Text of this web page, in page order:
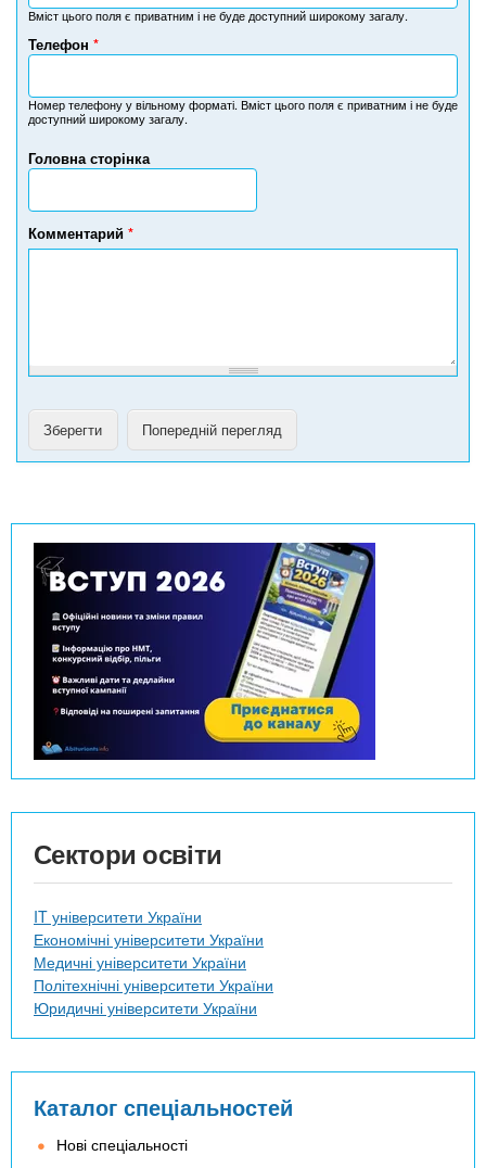
Вміст цього поля є приватним і не буде доступний широкому загалу.
Головна сторінка
Телефон *
Н
м
е
т
л
е
ф
Номер телефону у вільному форматі. Вміст цього поля є приватним і не буде
доступний широкому загалу.
Комментарий *
Сектори освіти
IT університети України
Економічні університети України
Медичні університети України
Політехнічні університети України
Юридичні університети України
Каталог спеціальностей
Нові спеціальності